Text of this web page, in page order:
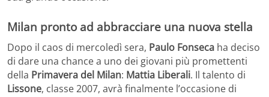
Milan pronto ad abbracciare una nuova stella
Dopo il caos di mercoledì sera, Paulo Fonseca ha deciso
di dare una chance a uno dei giovani più promettenti
della Primavera del Milan: Mattia Liberali. Il talento di
Lissone, classe 2007, avrà finalmente l’occasione di